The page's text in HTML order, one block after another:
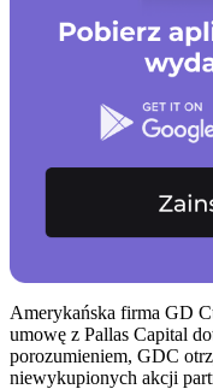
Amerykańska firma GD
umowę z Pallas Capital
porozumieniem, GDC
niewykupionych akcji